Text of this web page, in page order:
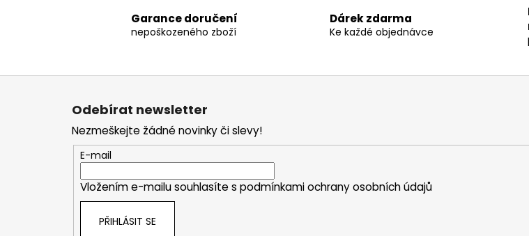
Garance doručení
nepoškozeného zboží
Dárek zdarma
Ke každé objednávce
Z
Odebírat newsletter
Nezmeškejte žádné novinky či slevy!
E-mail
Vložením e-mailu souhlasíte s podmínkami ochrany osobních údajů
PŘIHLÁSIT SE